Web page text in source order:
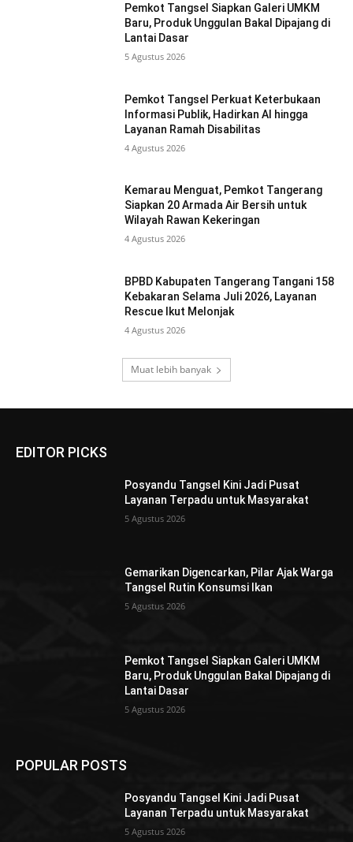
Pemkot Tangsel Siapkan Galeri UMKM
Baru, Produk Unggulan Bakal Dipajang di
Lantai Dasar
5 Agustus 2026
Pemkot Tangsel Perkuat Keterbukaan
Informasi Publik, Hadirkan AI hingga
Layanan Ramah Disabilitas
4 Agustus 2026
Kemarau Menguat, Pemkot Tangerang
Siapkan 20 Armada Air Bersih untuk
Wilayah Rawan Kekeringan
4 Agustus 2026
BPBD Kabupaten Tangerang Tangani 158
Kebakaran Selama Juli 2026, Layanan
Rescue Ikut Melonjak
4 Agustus 2026
Muat lebih banyak
EDITOR PICKS
Posyandu Tangsel Kini Jadi Pusat
Layanan Terpadu untuk Masyarakat
5 Agustus 2026
Gemarikan Digencarkan, Pilar Ajak Warga
Tangsel Rutin Konsumsi Ikan
5 Agustus 2026
Pemkot Tangsel Siapkan Galeri UMKM
Baru, Produk Unggulan Bakal Dipajang di
Lantai Dasar
5 Agustus 2026
POPULAR POSTS
Posyandu Tangsel Kini Jadi Pusat
Layanan Terpadu untuk Masyarakat
5 Agustus 2026